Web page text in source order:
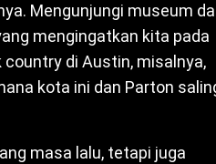
Mengunjungi museum
mengingatkan kita pada
di Austin, misalnya,
kota ini dan Parton
masa lalu, tetapi juga